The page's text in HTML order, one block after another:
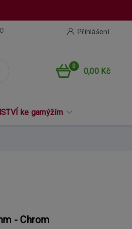
Přihlášení
0
0,00 Kč
ke garnýžím
- Chrom